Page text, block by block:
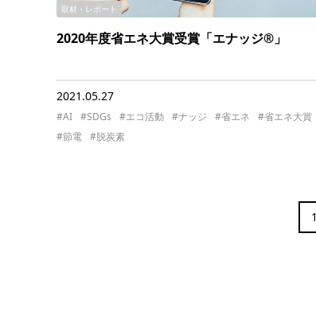
取材・レポート
2020年度省エネ大賞受賞「エナッジ®」
2021.05.27
#AI #SDGs #エコ活動 #ナッジ #省エネ
#省エネ大賞
#節電
#脱炭素
1